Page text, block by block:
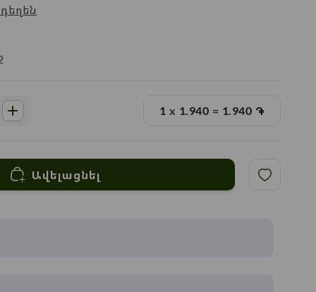
1 x 1.940 = 1.940 ֏
Ավելացնել